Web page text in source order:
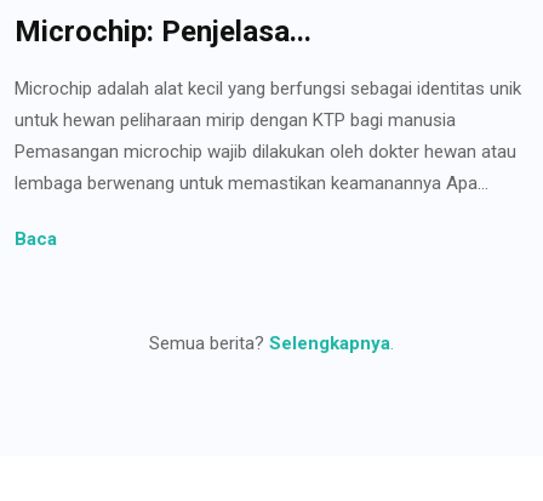
Microchip: Penjelasa...
Microchip adalah alat kecil yang berfungsi sebagai identitas unik
untuk hewan peliharaan mirip dengan KTP bagi manusia
Pemasangan microchip wajib dilakukan oleh dokter hewan atau
lembaga berwenang untuk memastikan keamanannya Apa...
Baca
Semua berita? Selengkapnya